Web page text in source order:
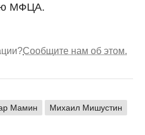
МФЦА.
Сообщите нам об этом.
Мамин Михаил Мишустин